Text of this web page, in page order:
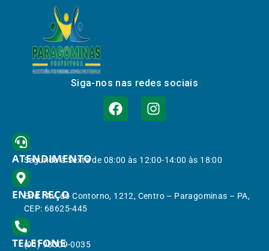
Siga-nos nas redes sociais
ATENDIMENTO
Segunda à Sexta de 08:00 às 12:00-14:00 às 18:00
ENDEREÇO
End.: Av. do Contorno, 1212, Centro – Paragominas – PA,
CEP: 68625-445
TELEFONE
(91) 98309-0035